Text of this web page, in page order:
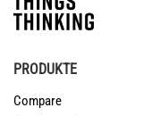
PRODUKTE
Compare